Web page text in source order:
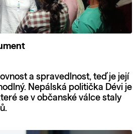
a spravedlnost, teď je její
Nepálská politička Dévi je
se v občanské válce staly